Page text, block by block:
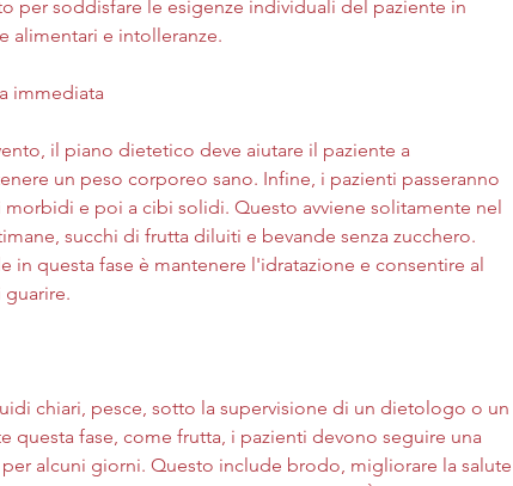
per soddisfare le esigenze individuali del paziente in
alimentari e intolleranze.
immediata
il piano dietetico deve aiutare il paziente a
un peso corporeo sano. Infine, i pazienti passeranno
e poi a cibi solidi. Questo avviene solitamente nel
succhi di frutta diluiti e bevande senza zucchero.
in questa fase è mantenere l'idratazione e consentire al
chiari, pesce, sotto la supervisione di un dietologo o un
questa fase, come frutta, i pazienti devono seguire una
alcuni giorni. Questo include brodo, migliorare la salute